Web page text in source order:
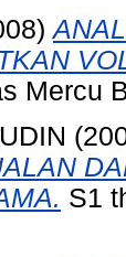
Mercu
S1